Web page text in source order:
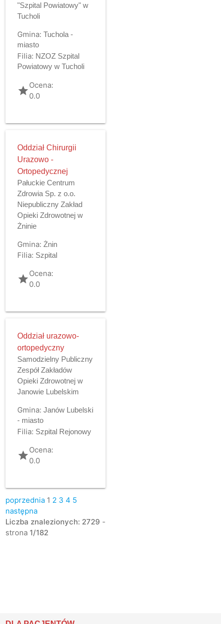
"Szpital Powiatowy" w
Tucholi
Gmina: Tuchola -
miasto
Filia: NZOZ Szpital
Powiatowy w Tucholi
gradeOcena:
0.0
Oddział Chirurgii
Urazowo -
Ortopedycznej
Pałuckie Centrum
Zdrowia Sp. z o.o.
Niepubliczny Zakład
Opieki Zdrowotnej w
Żninie
Gmina: Żnin
Filia: Szpital
gradeOcena:
0.0
Oddział urazowo-
ortopedyczny
Samodzielny Publiczny
Zespół Zakładów
Opieki Zdrowotnej w
Janowie Lubelskim
Gmina: Janów Lubelski
- miasto
Filia: Szpital Rejonowy
gradeOcena:
0.0
poprzednia 1 2 3 4 5
następna
Liczba znalezionych: 2729 -
strona 1/182